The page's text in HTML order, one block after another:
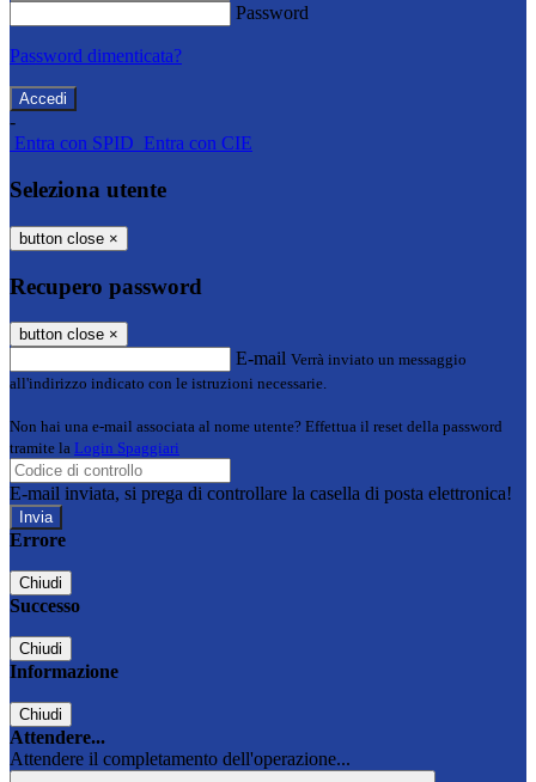
Password
Password dimenticata?
-
Entra con SPID Entra con CIE
Seleziona utente
button close ×
Recupero password
button close ×
E-mail Verrà inviato un messaggio
all'indirizzo indicato con le istruzioni necessarie.
Non hai una e-mail associata al nome utente? Effettua il reset della password
tramite la Login Spaggiari
E-mail inviata, si prega di controllare la casella di posta elettronica!
Errore
Chiudi
Successo
Chiudi
Informazione
Chiudi
Attendere...
Attendere il completamento dell'operazione...